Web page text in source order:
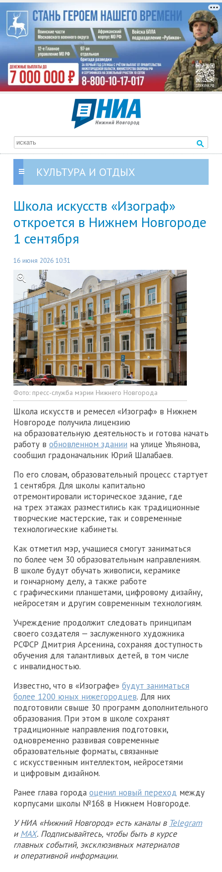
КУЛЬТУРА И ОТДЫХ
Школа искусств «Изограф»
откроется в Нижнем Новгороде
1 сентября
16 июня 2026 10:31
Фото: пресс-служба мэрии Нижнего Новгорода
Школа искусств и ремесел «Изограф» в Нижнем
Новгороде получила лицензию
на образовательную деятельность и готова начать
работу в обновленном здании на улице Ульянова,
сообщил градоначальник Юрий Шалабаев.
По его словам, образовательный процесс стартует
1 сентября. Для школы капитально
отремонтировали историческое здание, где
на трех этажах разместились как традиционные
творческие мастерские, так и современные
технологические кабинеты.
Как отметил мэр, учащиеся смогут заниматься
по более чем 30 образовательным направлениям.
В школе будут обучать живописи, керамике
и гончарному делу, а также работе
с графическими планшетами, цифровому дизайну,
нейросетям и другим современным технологиям.
Учреждение продолжит следовать принципам
своего создателя — заслуженного художника
РСФСР Дмитрия Арсенина, сохраняя доступность
обучения для талантливых детей, в том числе
с инвалидностью.
Известно, что в «Изографе» будут заниматься
более 1200 юных нижегородцев. Для них
подготовили свыше 30 программ дополнительного
образования. При этом в школе сохранят
традиционные направления подготовки,
одновременно развивая современные
образовательные форматы, связанные
с искусственным интеллектом, нейросетями
и цифровым дизайном.
Ранее глава города оценил новый переход между
корпусами школы №168 в Нижнем Новгороде.
У НИА «Нижний Новгород» есть каналы в Telegram
и MAX. Подписывайтесь, чтобы быть в курсе
главных событий, эксклюзивных материалов
и оперативной информации.